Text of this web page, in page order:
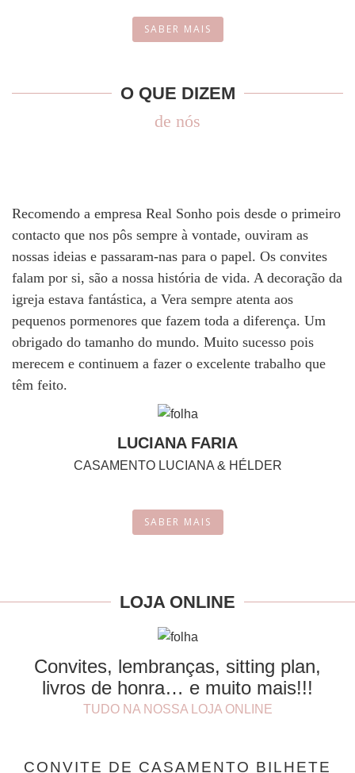
SABER MAIS
O QUE DIZEM
de nós
Recomendo a empresa Real Sonho pois desde o primeiro
contacto que nos pôs sempre à vontade, ouviram as
nossas ideias e passaram-nas para o papel. Os convites
falam por si, são a nossa história de vida. A decoração da
igreja estava fantástica, a Vera sempre atenta aos
pequenos pormenores que fazem toda a diferença. Um
obrigado do tamanho do mundo. Muito sucesso pois
merecem e continuem a fazer o excelente trabalho que
têm feito.
LUCIANA FARIA
CASAMENTO LUCIANA & HÉLDER
SABER MAIS
LOJA ONLINE
Convites, lembranças, sitting plan,
livros de honra… e muito mais!!!
TUDO NA NOSSA LOJA ONLINE
CONVITE DE CASAMENTO BILHETE